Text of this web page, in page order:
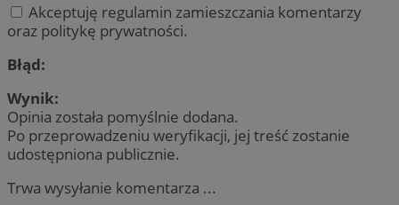
Akceptuję regulamin zamieszczania komentarzy
oraz politykę prywatności.
Błąd:
Wynik:
Opinia została pomyślnie dodana.
Po przeprowadzeniu weryfikacji, jej treść zostanie
udostępniona publicznie.
Trwa wysyłanie komentarza ...